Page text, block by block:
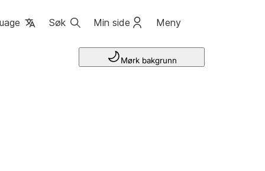
Søk Min side Meny
Mørk bakgrunn